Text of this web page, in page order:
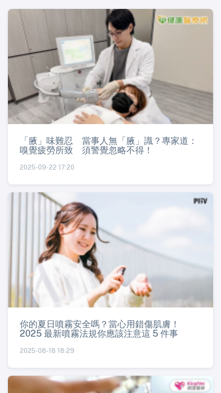
「腋」味難忍 當事人無「腋」識？專家道：
嗅覺疲勞所致 須警覺忽略不得！
2025-09-22 17:20
你的夏日噴霧安全嗎？當心用錯傷肌膚！
2025 最新噴霧法規你應該注意這 5 件事
2025-08-18 18:29